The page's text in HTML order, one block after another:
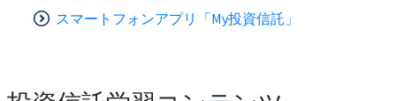
スマートフォンアプリ「My投資信託」